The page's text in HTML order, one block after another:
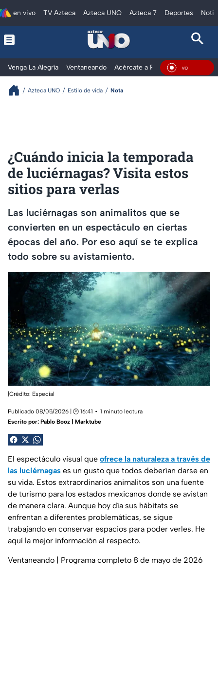
en vivo TV Azteca Azteca UNO Azteca 7 Deportes
Venga La Alegría Ventaneando Acércate a Rocío Al ExtremoEn
Azteca UNO Estilo de vida Nota
¿Cuándo inicia la temporada
de luciérnagas? Visita estos
sitios para verlas
Las luciérnagas son animalitos que se
convierten en un espectáculo en ciertas
épocas del año. Por eso aquí se te explica
todo sobre su avistamiento.
|Crédito: Especial
Publicado 08/05/2026 | 🕑 16:41
1 minuto lectura
Escrito por: Pablo Booz | Marktube
El espectáculo visual que ofrece la naturaleza a través de
las luciérnagas es un gusto que todos deberían darse en
su vida. Estos extraordinarios animalitos son una fuente
de turismo para los estados mexicanos donde se avistan
de manera clara. Aunque hoy día sus hábitats se
enfrentan a diferentes problemáticas, se sigue
trabajando en conservar espacios para poder verles. He
aquí la mejor información al respecto.
Ventaneando | Programa completo 8 de mayo de 2026